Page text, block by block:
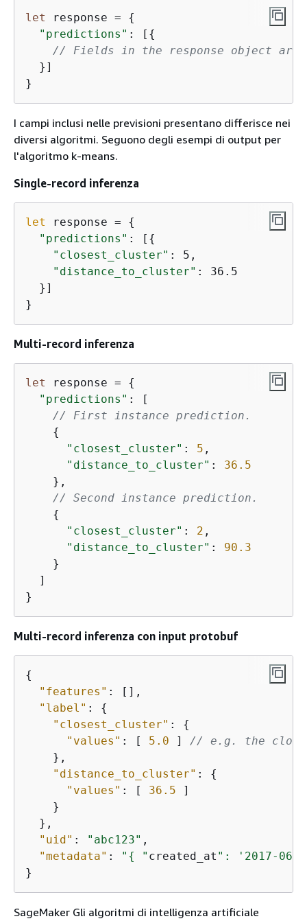
let response = {
"predictions" : [ {
// Fields in the response object are
  }]
}
I campi inclusi nelle previsioni presentano differisce nei
diversi algoritmi. Seguono degli esempi di output per
l'algoritmo k-means.
Single-record inferenza
let response = {
"predictions" : [ {
"closest_cluster" : 5,
"distance_to_cluster" : 36.5
  }]
}
Multi-record inferenza
let response = {
"predictions" : [
// First instance prediction.
{
"closest_cluster" : 5 ,
"distance_to_cluster" : 36.5
    },
// Second instance prediction.
{
"closest_cluster" : 2 ,
"distance_to_cluster" : 90.3
    }
  ]
}
Multi-record inferenza con input protobuf
{
"features" : [],
"label" : {
"closest_cluster" : {
"values" : [ 5.0 ] // e.g. the
    },
"distance_to_cluster" : {
"values" : [ 36.5 ]
    }
  },
"uid" : "abc123" ,
"metadata" : " { " created_at ": '2017-06-
}
SageMaker Gli algoritmi di intelligenza artificiale